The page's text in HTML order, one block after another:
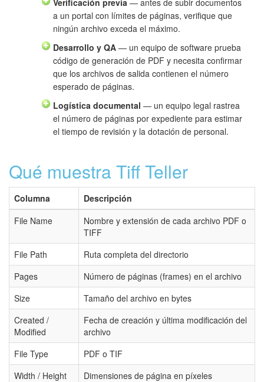
a un portal con límites de páginas, verifique que
ningún archivo exceda el máximo.
Desarrollo y QA — un equipo de software prueba
código de generación de PDF y necesita confirmar
que los archivos de salida contienen el número
esperado de páginas.
Logística documental — un equipo legal rastrea
el número de páginas por expediente para estimar
el tiempo de revisión y la dotación de personal.
Qué muestra Tiff Teller
Columna
Descripción
File Name
Nombre y extensión de cada archivo PDF o
TIFF
File Path
Ruta completa del directorio
Pages
Número de páginas (frames) en el archivo
Size
Tamaño del archivo en bytes
Created /
Modified
Fecha de creación y última modificación del
archivo
File Type
PDF o TIF
Width / Height
Dimensiones de página en píxeles